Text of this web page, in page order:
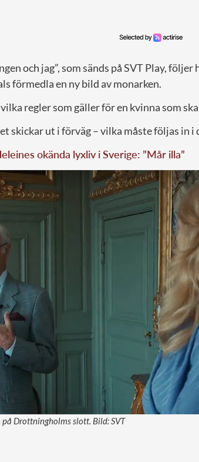
och jag”, som sänds på SVT Play, följer
förmedla en ny bild av monarken.
regler som gäller för en kvinna som
skickar ut i förväg – vilka måste följas in i
okända lyxliv i Sverige: ”Mår illa”
Drottningholms slott. Bild: SVT